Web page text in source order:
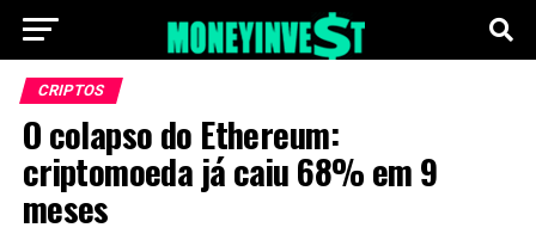
CRIPTOS
O colapso do Ethereum:
criptomoeda já caiu 68% em 9
meses